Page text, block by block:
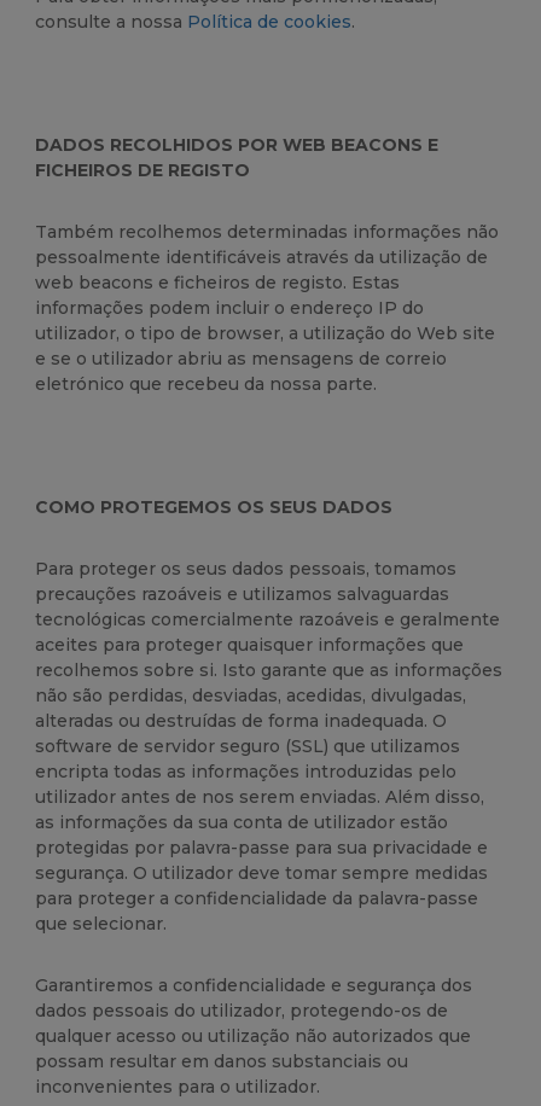
consulte a nossa Política de cookies.
DADOS RECOLHIDOS POR WEB BEACONS E
FICHEIROS DE REGISTO
Também recolhemos determinadas informações não
pessoalmente identificáveis através da utilização de
web beacons e ficheiros de registo. Estas
informações podem incluir o endereço IP do
utilizador, o tipo de browser, a utilização do Web site
e se o utilizador abriu as mensagens de correio
eletrónico que recebeu da nossa parte.
COMO PROTEGEMOS OS SEUS DADOS
Para proteger os seus dados pessoais, tomamos
precauções razoáveis e utilizamos salvaguardas
tecnológicas comercialmente razoáveis e geralmente
aceites para proteger quaisquer informações que
recolhemos sobre si. Isto garante que as informações
não são perdidas, desviadas, acedidas, divulgadas,
alteradas ou destruídas de forma inadequada. O
software de servidor seguro (SSL) que utilizamos
encripta todas as informações introduzidas pelo
utilizador antes de nos serem enviadas. Além disso,
as informações da sua conta de utilizador estão
protegidas por palavra-passe para sua privacidade e
segurança. O utilizador deve tomar sempre medidas
para proteger a confidencialidade da palavra-passe
que selecionar.
Garantiremos a confidencialidade e segurança dos
dados pessoais do utilizador, protegendo-os de
qualquer acesso ou utilização não autorizados que
possam resultar em danos substanciais ou
inconvenientes para o utilizador.